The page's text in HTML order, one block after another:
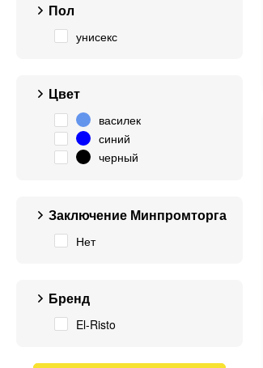
Пол
унисекс
Цвет
василек
синий
черный
Заключение Минпромторга
Нет
Бренд
El-Risto